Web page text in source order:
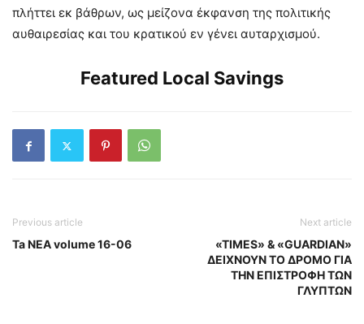
πλήττει εκ βάθρων, ως μείζονα έκφανση της πολιτικής
αυθαιρεσίας και του κρατικού εν γένει αυταρχισμού.
Featured Local Savings
Previous article
Ta NEA volume 16-06
Next article
«ΤIMES» & «GUARDIAN»
ΔΕΙΧΝΟΥΝ ΤΟ ΔΡΟΜΟ ΓΙΑ
ΤΗΝ ΕΠΙΣΤΡΟΦΗ ΤΩΝ
ΓΛΥΠΤΩΝ